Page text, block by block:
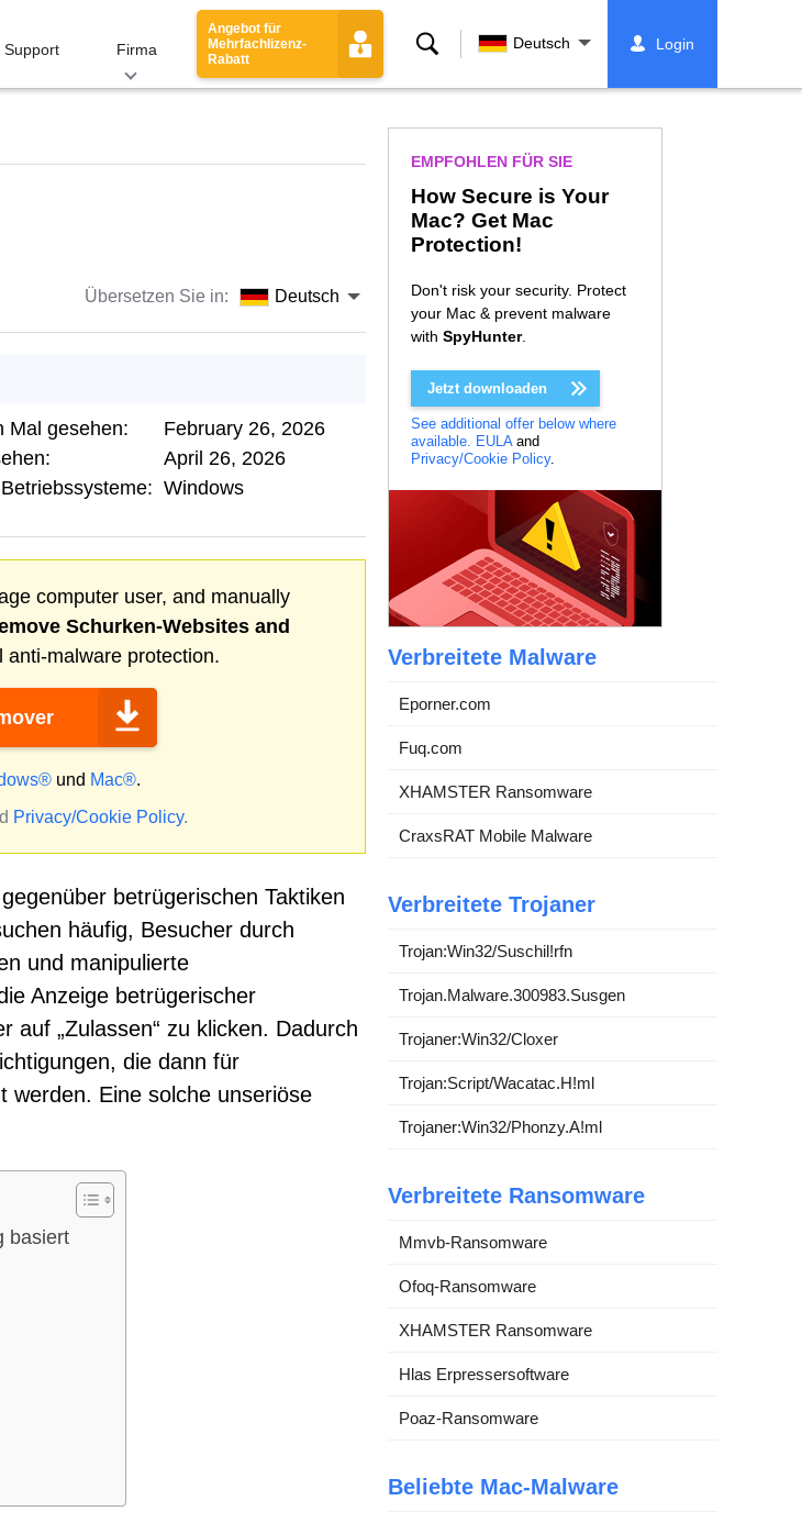
Support Firma
Angebot für
Mehrfachlizenz-
Rabatt
Suche Deutsch Login
Übersetzen Sie in: Deutsch
Mal gesehen:
February 26, 2026
April 26, 2026
Windows
computer user, and manually
Schurken-Websites and
anti-malware protection.
und Mac®.
Privacy/Cookie Policy.
betrügerischen Taktiken
häufig, Besucher durch
und manipulierte
Anzeige betrügerischer
auf „Zulassen“ zu klicken. Dadurch
die dann für
werden. Eine solche unseriöse
basiert
EMPFOHLEN FÜR SIE
How Secure is Your
Mac? Get Mac
Protection!
Don't risk your security. Protect
your Mac & prevent malware
with SpyHunter.
Jetzt downloaden
See additional offer below where
available. EULAand
Privacy/Cookie Policy.
Verbreitete Malware
Eporner.com
Fuq.com
XHAMSTER Ransomware
CraxsRAT Mobile Malware
Verbreitete Trojaner
Trojan:Win32/Suschil!rfn
Trojan.Malware.300983.Susgen
Trojaner:Win32/Cloxer
Trojan:Script/Wacatac.H!ml
Trojaner:Win32/Phonzy.A!ml
Verbreitete Ransomware
Mmvb-Ransomware
Ofoq-Ransomware
XHAMSTER Ransomware
Hlas Erpressersoftware
Poaz-Ransomware
Beliebte Mac-Malware